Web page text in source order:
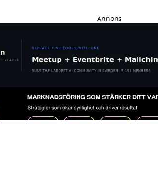
Annons